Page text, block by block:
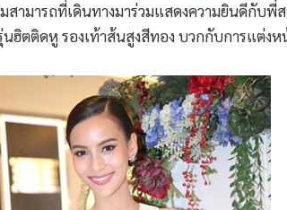
ามารถที่เดินทางมาร่วมแสดงความยินดีกับพี่ส
ฮิตติดหู รองเท้าส้นสูงสีทอง บวกกับการแต่